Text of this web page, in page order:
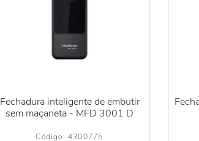
Fechadura inteligente de embutir
sem maçaneta - MFD 3001 D
Código: 4300775